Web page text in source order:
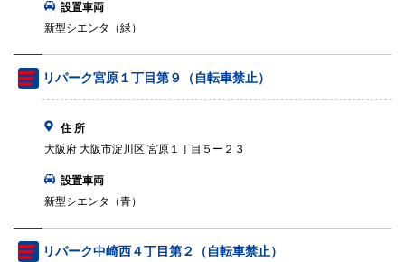
設置車両
新型シエンタ（緑）
リパーク宮原１丁目第９（自転車禁止）
住 所
大阪府 大阪市淀川区 宮原１丁目５ー２３
設置車両
新型シエンタ（青）
リパーク中崎西４丁目第２（自転車禁止）